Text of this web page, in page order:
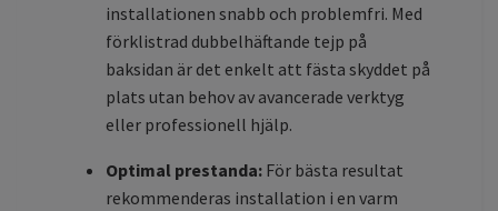
installationen snabb och problemfri. Med
förklistrad dubbelhäftande tejp på
baksidan är det enkelt att fästa skyddet på
plats utan behov av avancerade verktyg
eller professionell hjälp.
Optimal prestanda: För bästa resultat
rekommenderas installation i en varm